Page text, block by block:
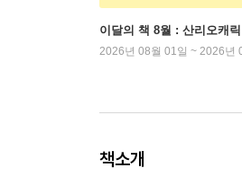
이달의 책 8월 : 산리오캐
2026년 08월 01일 ~ 2026년
책소개